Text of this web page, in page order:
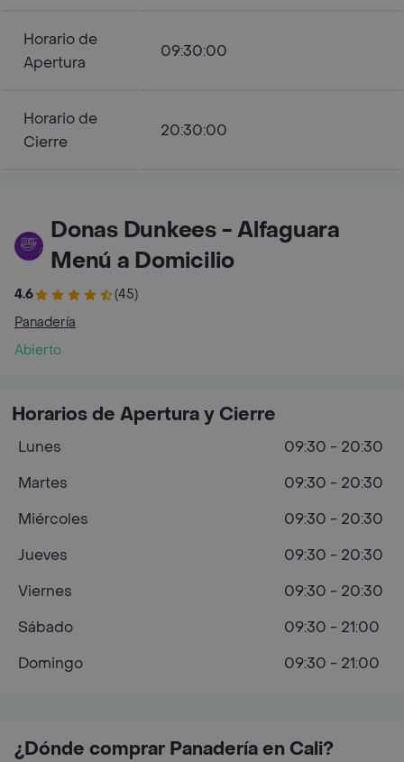
Horario de
Apertura
09:30:00
Horario de
Cierre
20:30:00
Donas Dunkees - Alfaguara
Menú a Domicilio
4.6
(45)
Panadería
Abierto
¿Dónde comprar Panadería en Cali?
Horarios de Apertura y Cierre
Lunes
09:30 - 20:30
Martes
09:30 - 20:30
Miércoles
09:30 - 20:30
Jueves
09:30 - 20:30
Viernes
09:30 - 20:30
Sábado
09:30 - 21:00
Domingo
09:30 - 21:00